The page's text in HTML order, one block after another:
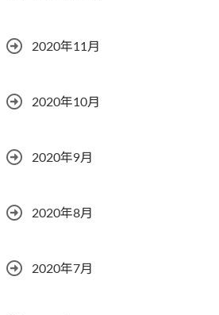
2020年11月
2020年10月
2020年9月
2020年8月
2020年7月